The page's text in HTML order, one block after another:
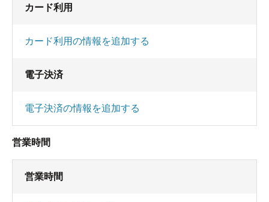
カード利用
カード利用の情報を追加する
電子決済
電子決済の情報を追加する
営業時間
営業時間